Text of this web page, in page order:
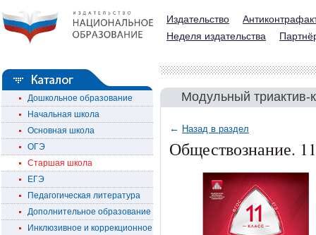
Издательство
Неделя издательства
Дошкольное образование
Начальная школа
Основная школа
ОГЭ
Старшая школа
ЕГЭ
Педагогическая литература
Дополнительное образование
Инклюзивное и коррекционное
Модульный триактив-
← Назад в раздел
Обществознание.